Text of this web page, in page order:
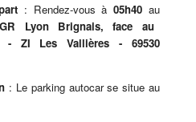
: Rendez-vous à05h40 au
Lyon Brignais, face au
- ZI Les Vallières - 69530
: Le parking autocar se situe au